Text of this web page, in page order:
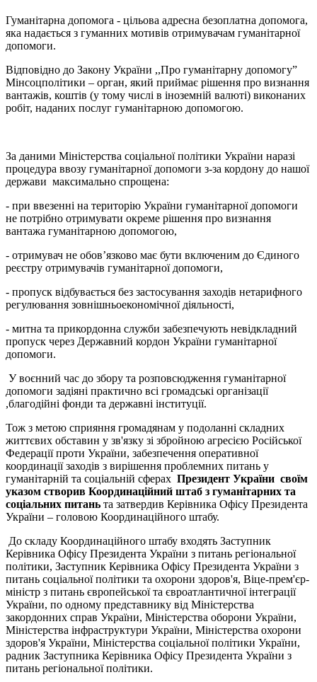
Гуманітарна допомога - цільова адресна безоплатна допомога,
яка надається з гуманних мотивів отримувачам гуманітарної
допомоги.
Відповідно до Закону України ,,Про гуманітарну допомогу”
Мінсоцполітики – орган, який приймає рішення про визнання
вантажів, коштів (у тому числі в іноземній валюті) виконаних
робіт, наданих послуг гуманітарною допомогою.
За даними Міністерства соціальної політики України наразі
процедура ввозу гуманітарної допомоги з-за кордону до нашої
держави максимально спрощена:
- при ввезенні на територію України гуманітарної допомоги
не потрібно отримувати окреме рішення про визнання
вантажа гуманітарною допомогою,
- отримувач не обов’язково має бути включеним до Єдиного
реєстру отримувачів гуманітарної допомоги,
- пропуск відбувається без застосування заходів нетарифного
регулювання зовнішньоекономічної діяльності,
- митна та прикордонна служби забезпечують невідкладний
пропуск через Державний кордон України гуманітарної
допомоги.
У воєнний час до збору та розповсюдження гуманітарної
допомоги задіяні практично всі громадські організації
,благодійні фонди та державні інституції.
Тож з метою сприяння громадянам у подоланні складних
життєвих обставин у зв'язку зі збройною агресією Російської
Федерації проти України, забезпечення оперативної
координації заходів з вирішення проблемних питань у
гуманітарній та соціальній сферах Президент України своїм
указом створив Координаційний штаб з гуманітарних та
соціальних питань та затвердив Керівника Офісу Президента
України – головою Координаційного штабу.
До складу Координаційного штабу входять Заступник
Керівника Офісу Президента України з питань регіональної
політики, Заступник Керівника Офісу Президента України з
питань соціальної політики та охорони здоров'я, Віце-прем'єр-
міністр з питань європейської та євроатлантичної інтеграції
України, по одному представнику від Міністерства
закордонних справ України, Міністерства оборони України,
Міністерства інфраструктури України, Міністерства охорони
здоров'я України, Міністерства соціальної політики України,
радник Заступника Керівника Офісу Президента України з
питань регіональної політики.